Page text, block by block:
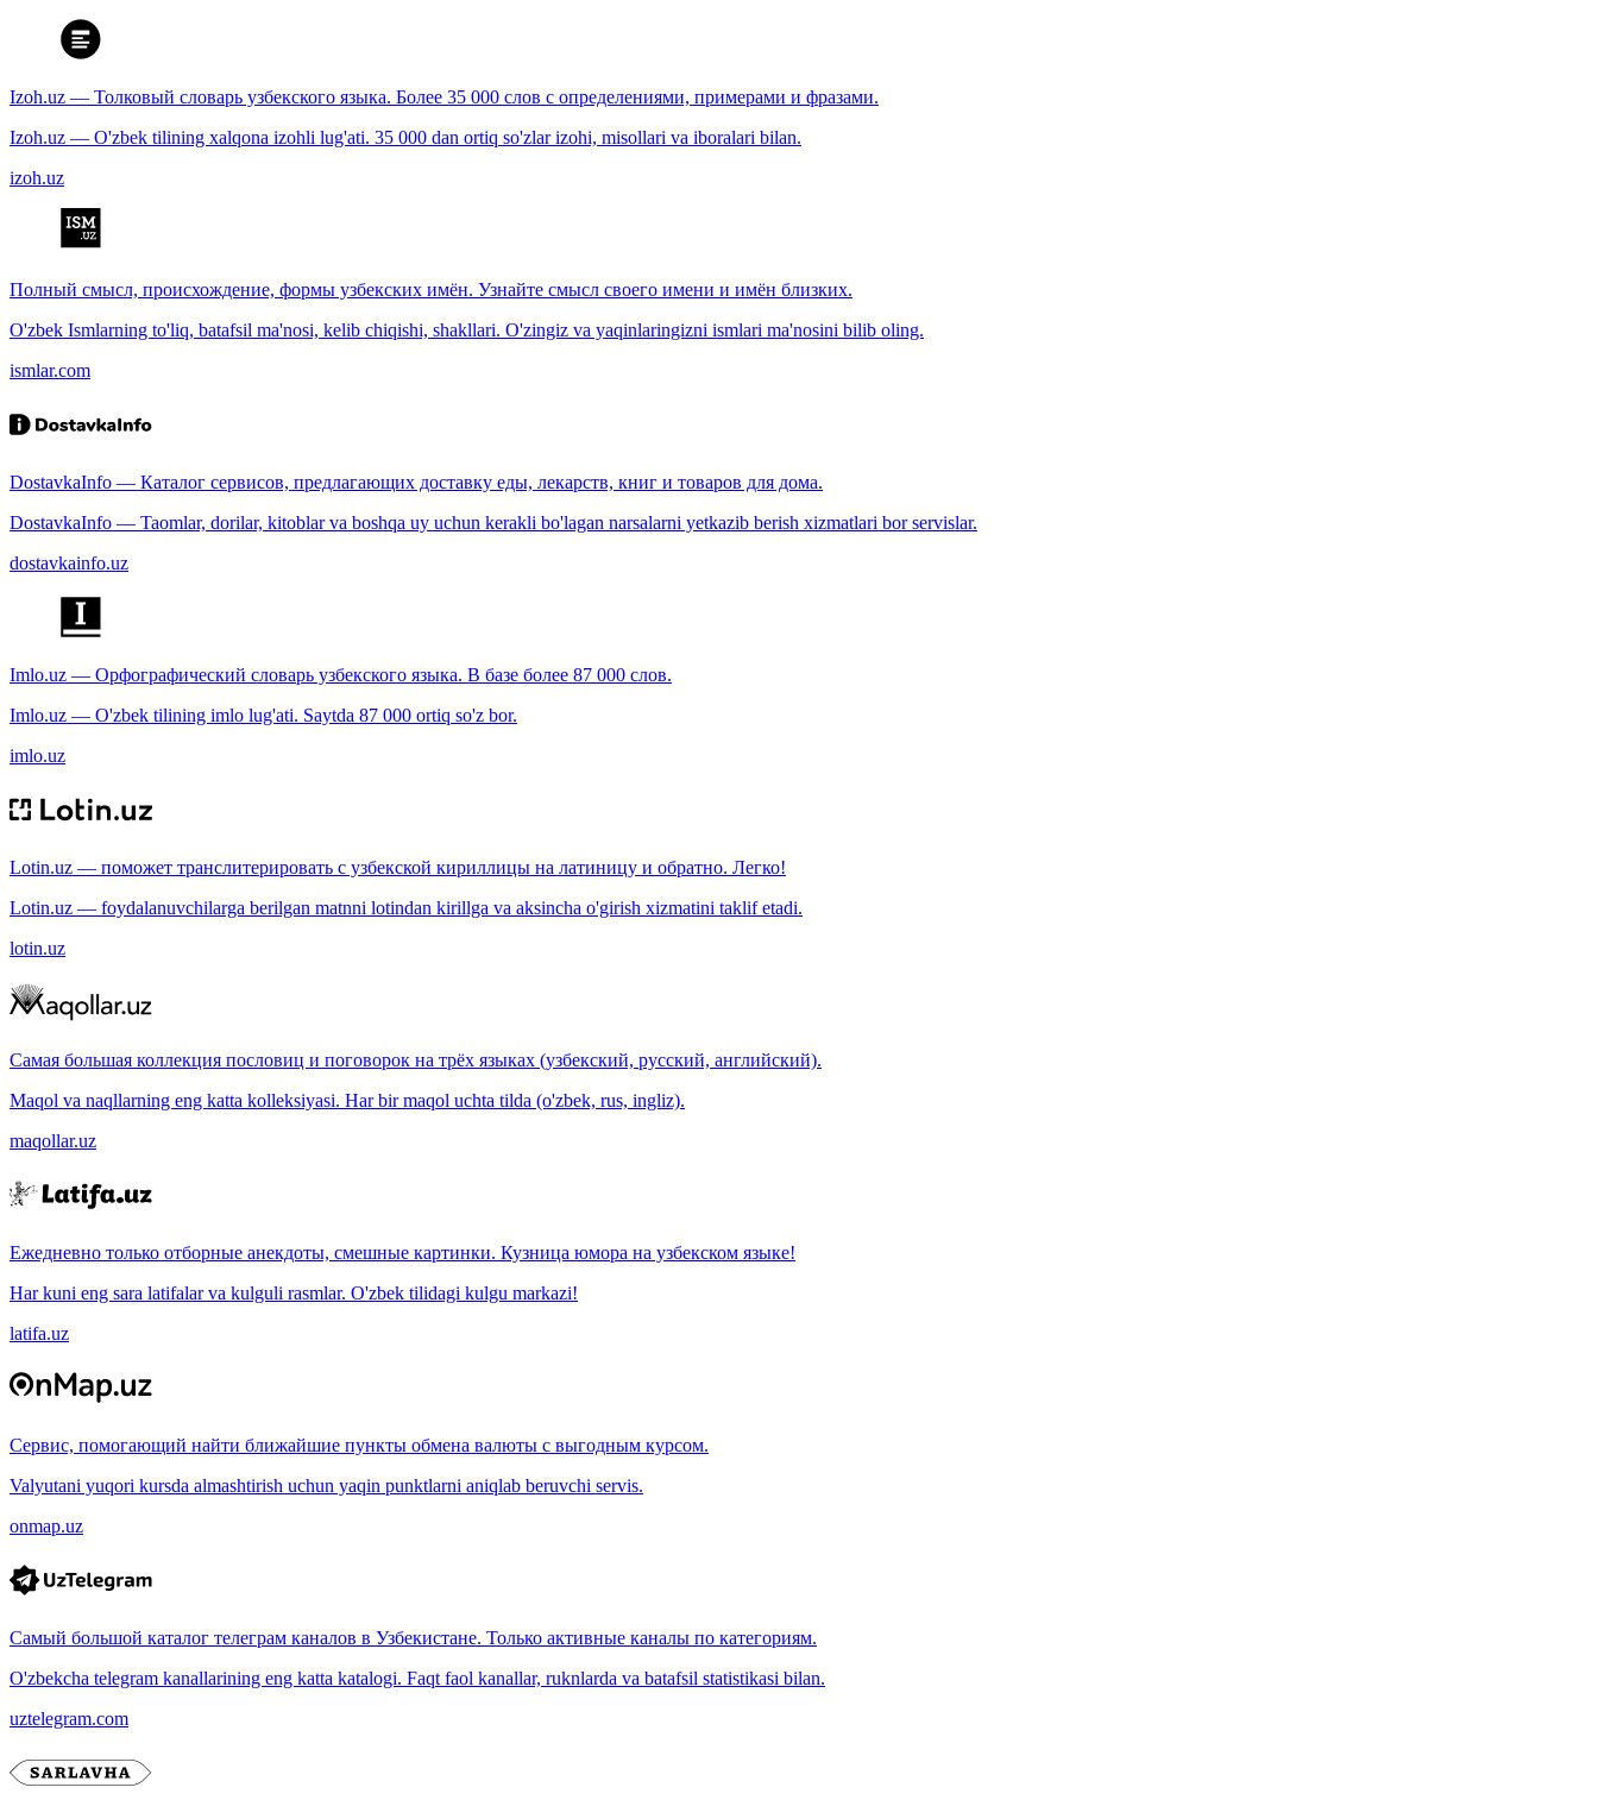
Izoh.uz — Толковый словарь узбекского языка. Более 35 000 слов с определениями, примерами и фразами.
Izoh.uz — O'zbek tilining xalqona izohli lug'ati. 35 000 dan ortiq so'zlar izohi, misollari va iboralari bilan.
izoh.uz
Полный смысл, происхождение, формы узбекских имён. Узнайте смысл своего имени и имён близких.
O'zbek Ismlarning to'liq, batafsil ma'nosi, kelib chiqishi, shakllari. O'zingiz va yaqinlaringizni ismlari ma'nosini bilib oling.
ismlar.com
DostavkaInfo — Каталог сервисов, предлагающих доставку еды, лекарств, книг и товаров для дома.
DostavkaInfo — Taomlar, dorilar, kitoblar va boshqa uy uchun kerakli bo'lagan narsalarni yetkazib berish xizmatlari bor servislar.
dostavkainfo.uz
Imlo.uz — Орфографический словарь узбекского языка. В базе более 87 000 слов.
Imlo.uz — O'zbek tilining imlo lug'ati. Saytda 87 000 ortiq so'z bor.
imlo.uz
Lotin.uz — поможет транслитерировать с узбекской кириллицы на латиницу и обратно. Легко!
Lotin.uz — foydalanuvchilarga berilgan matnni lotindan kirillga va aksincha o'girish xizmatini taklif etadi.
lotin.uz
Самая большая коллекция пословиц и поговорок на трёх языках (узбекский, русский, английский).
Maqol va naqllarning eng katta kolleksiyasi. Har bir maqol uchta tilda (o'zbek, rus, ingliz).
maqollar.uz
Ежедневно только отборные анекдоты, смешные картинки. Кузница юмора на узбекском языке!
Har kuni eng sara latifalar va kulguli rasmlar. O'zbek tilidagi kulgu markazi!
latifa.uz
Сервис, помогающий найти ближайшие пункты обмена валюты с выгодным курсом.
Valyutani yuqori kursda almashtirish uchun yaqin punktlarni aniqlab beruvchi servis.
onmap.uz
Самый большой каталог телеграм каналов в Узбекистане. Только активные каналы по категориям.
O'zbekcha telegram kanallarining eng katta katalogi. Faqt faol kanallar, ruknlarda va batafsil statistikasi bilan.
uztelegram.com